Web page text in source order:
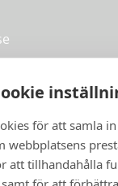
för att samla
webbplatsens
att tillhandahålla
eller 08-1210 60